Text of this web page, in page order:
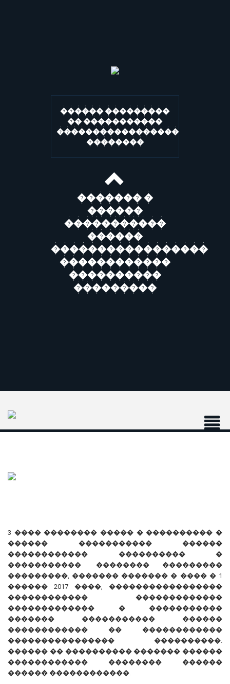
������ ���������
�� �����������
�����������������
��������
������� �
������
�����������
������
�����������������
������������
����������
���������
3 ���� �������� ����� � ���������� �
������ ����������� ������
������������ ���������� �
�����������. �������� ���������
���������, ������� ������� � ���� � 1
������ 2017 ����, �����������������
������������ �������������
������������� � �����������
������� ����������� ������
������������ �� ������������
���������������� ����������.
������ �� ���������� ������� ������
������������ �������� ������
������ ������������.